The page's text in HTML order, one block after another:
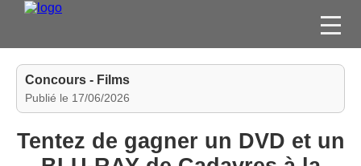
FILMS
JEUX VIDÉO
Concours - Films
Publié le 17/06/2026
Tentez de gagner un DVD et un